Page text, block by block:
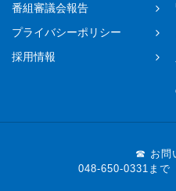
番組審議会報告
プライバシーポリシー
採用情報
☎ お問
048-650-0331まで